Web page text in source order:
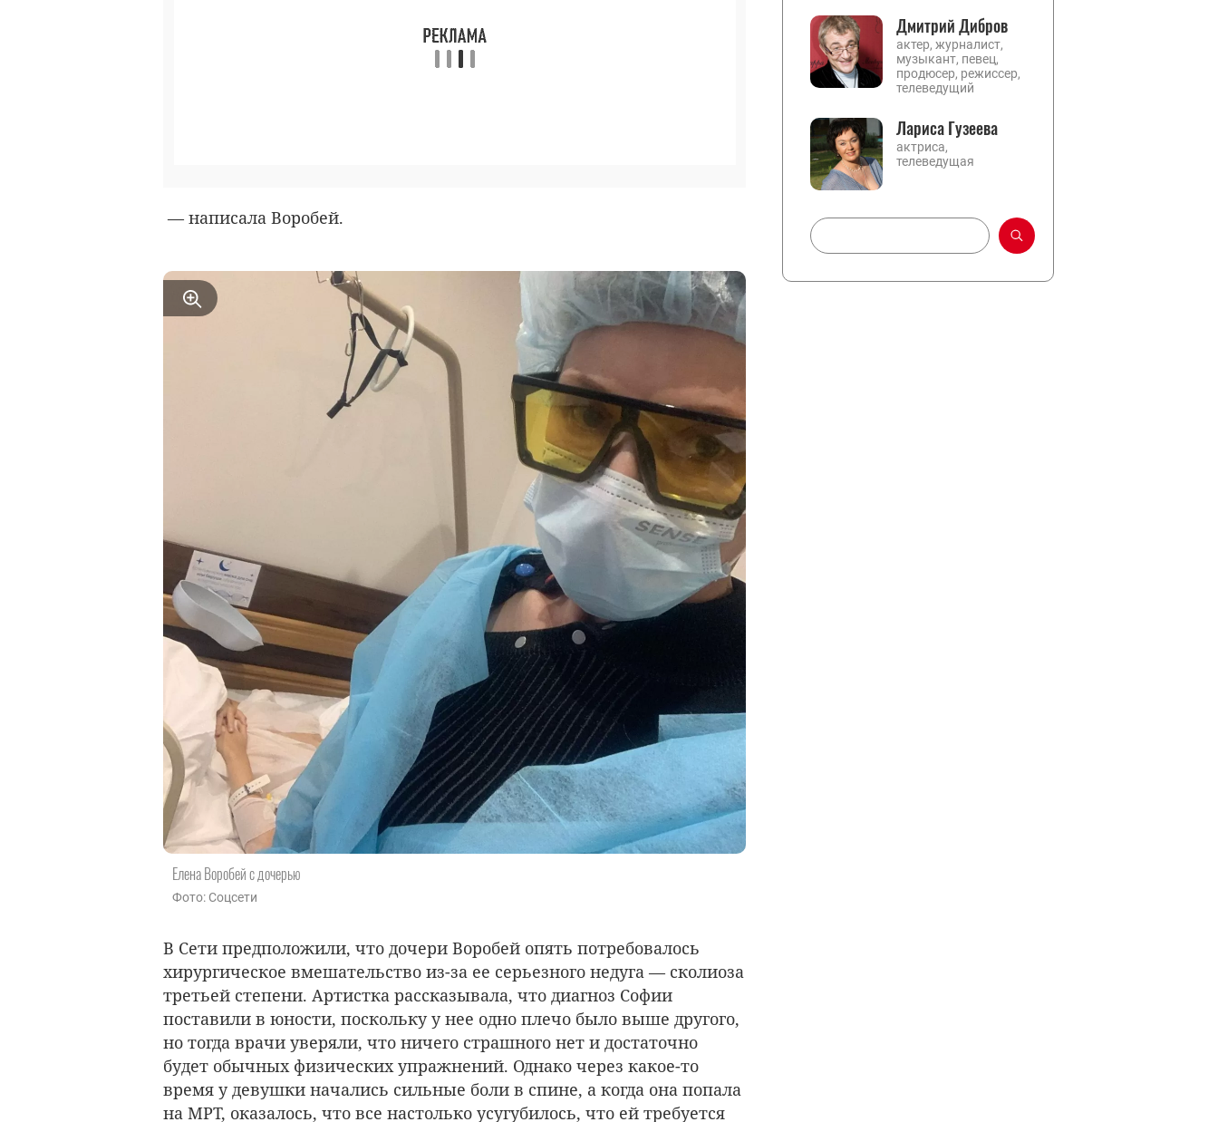
— написала Воробей.
Елена Воробей с дочерью
Фото: Соцсети
В Сети предположили, что дочери Воробей опять потребовалось
хирургическое вмешательство из-за ее серьезного недуга — сколиоза
третьей степени. Артистка рассказывала, что диагноз Софии
поставили в юности, поскольку у нее одно плечо было выше другого,
но тогда врачи уверяли, что ничего страшного нет и достаточно
будет обычных физических упражнений. Однако через какое-то
время у девушки начались сильные боли в спине, а когда она попала
на МРТ, оказалось, что все настолько усугубилось, что ей требуется
Дмитрий Дибров
актер, журналист,
музыкант, певец,
продюсер, режиссер,
телеведущий
Лариса Гузеева
актриса,
телеведущая